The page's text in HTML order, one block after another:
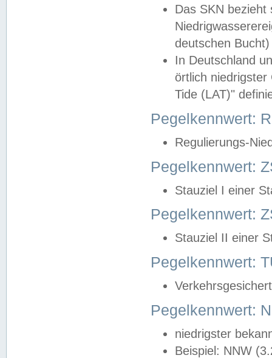
Das SKN
deutschen
In Deutschland
örtlich
Tide (LAT)"
Pegelkennwert:
Regulierungs-
Pegelkennwert:
Stauziel I einer
Pegelkennwert:
Stauziel II einer
Pegelkennwert:
Pegelkennwert:
niedrigster
Beispiel: NNW